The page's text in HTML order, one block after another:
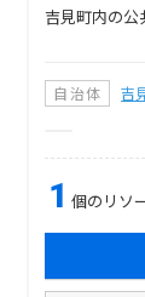
吉見町内の公
自治体 吉
1 個のリソ